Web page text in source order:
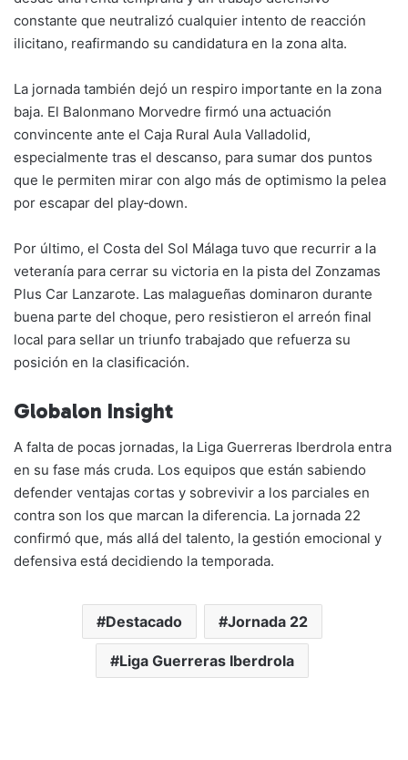
constante que neutralizó cualquier intento de reacción
ilicitano, reafirmando su candidatura en la zona alta.
La jornada también dejó un respiro importante en la zona
baja. El Balonmano Morvedre firmó una actuación
convincente ante el Caja Rural Aula Valladolid,
especialmente tras el descanso, para sumar dos puntos
que le permiten mirar con algo más de optimismo la pelea
por escapar del play‑down.
Por último, el Costa del Sol Málaga tuvo que recurrir a la
veteranía para cerrar su victoria en la pista del Zonzamas
Plus Car Lanzarote. Las malagueñas dominaron durante
buena parte del choque, pero resistieron el arreón final
local para sellar un triunfo trabajado que refuerza su
posición en la clasificación.
Globalon Insight
A falta de pocas jornadas, la Liga Guerreras Iberdrola entra
en su fase más cruda. Los equipos que están sabiendo
defender ventajas cortas y sobrevivir a los parciales en
contra son los que marcan la diferencia. La jornada 22
confirmó que, más allá del talento, la gestión emocional y
defensiva está decidiendo la temporada.
Destacado Jornada 22
Liga Guerreras Iberdrola